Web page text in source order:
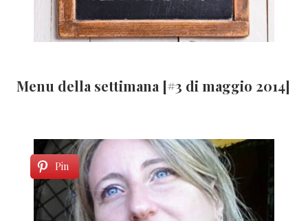
Menu della settimana [#3 di maggio 2014]
Pin